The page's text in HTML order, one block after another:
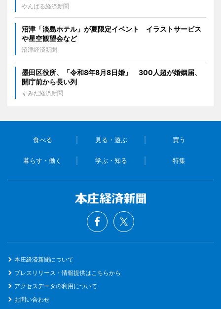
やんばる経済新聞
沼津「淡島ホテル」が夏限定イベント イラストサービス
や星空観望会など
沼津経済新聞
墨田区役所、「令和8年8月8日婚」 300人超が婚姻届、
開庁前から長い列
すみだ経済新聞
食べる 見る・遊ぶ 買う
暮らす・働く 学ぶ・知る 特集
本庄経済新聞について
プレスリリース・情報提供はこちらから
アクセスデータの利用について
お問い合わせ